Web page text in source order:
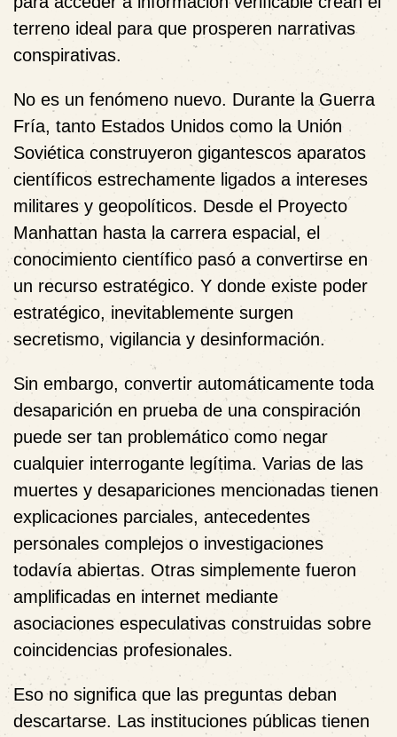
terreno ideal para que prosperen narrativas
conspirativas.
No es un fenómeno nuevo. Durante la Guerra
Fría, tanto Estados Unidos como la Unión
Soviética construyeron gigantescos aparatos
científicos estrechamente ligados a intereses
militares y geopolíticos. Desde el Proyecto
Manhattan hasta la carrera espacial, el
conocimiento científico pasó a convertirse en
un recurso estratégico. Y donde existe poder
estratégico, inevitablemente surgen
secretismo, vigilancia y desinformación.
Sin embargo, convertir automáticamente toda
desaparición en prueba de una conspiración
puede ser tan problemático como negar
cualquier interrogante legítima. Varias de las
muertes y desapariciones mencionadas tienen
explicaciones parciales, antecedentes
personales complejos o investigaciones
todavía abiertas. Otras simplemente fueron
amplificadas en internet mediante
asociaciones especulativas construidas sobre
coincidencias profesionales.
Eso no significa que las preguntas deban
descartarse. Las instituciones públicas tienen